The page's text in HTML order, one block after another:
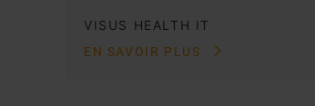
VISUS HEALTH IT
EN SAVOIR PLUS